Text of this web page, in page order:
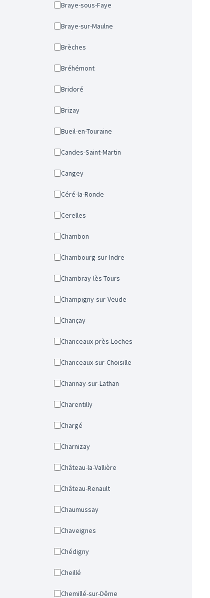
Braye-sous-Faye
Braye-sur-Maulne
Brèches
Bréhémont
Bridoré
Brizay
Bueil-en-Touraine
Candes-Saint-Martin
Cangey
Céré-la-Ronde
Cerelles
Chambon
Chambourg-sur-Indre
Chambray-lès-Tours
Champigny-sur-Veude
Chançay
Chanceaux-près-Loches
Chanceaux-sur-Choisille
Channay-sur-Lathan
Charentilly
Chargé
Charnizay
Château-la-Vallière
Château-Renault
Chaumussay
Chaveignes
Chédigny
Cheillé
Chemillé-sur-Dême